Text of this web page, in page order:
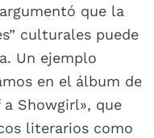
que la
culturales puede
Un ejemplo
en el álbum de
Showgirl», que
literarios como